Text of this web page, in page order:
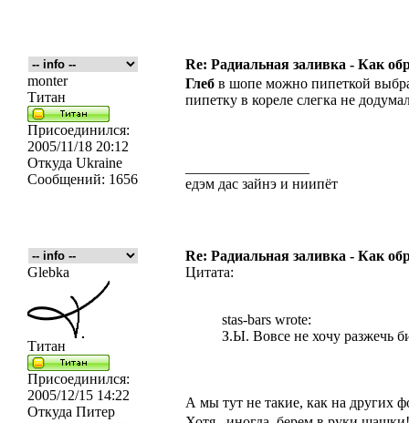
Re: Радиальная заливка - Как
monter
Титан
Присоединился:
2005/11/18 20:12
Откуда Ukraine
Сообщений: 1656
Глеб в шопе можно пипеткой
пипетку в кореле слегка не
едэм дас зайнэ и ниипёт
Re: Радиальная заливка - Как
Glebka
Титан
Присоединился:
2005/12/15 14:22
Откуда Питер
Цитата:
stas-bars wrote:
З.Ы. Вовсе не хочу разжечь
А мы тут не такие, как на других